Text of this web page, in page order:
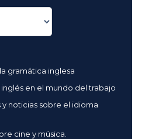
gramática inglesa
en el mundo del trabajo
noticias sobre el idioma
cine y música.